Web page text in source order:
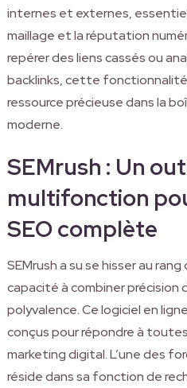
internes et externes,
maillage et la réputation
repérer des liens cassés ou
backlinks, cette
ressource précieuse dans la
moderne.
SEMrush : Un
multifonction
SEO complète
SEMrush a su se hisser au
capacité à combiner précision
polyvalence. Ce logiciel en
conçus pour répondre à
marketing digital. L’une des
réside dans sa fonction de